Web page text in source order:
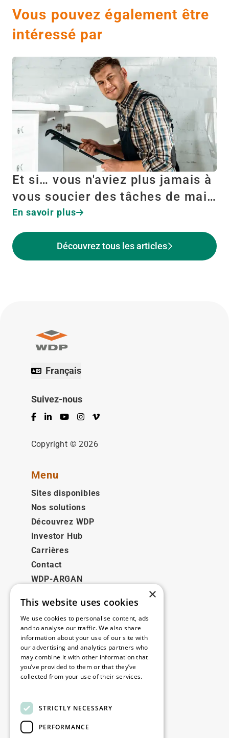
Vous pouvez également être
intéressé par
Et si… vous n'aviez plus jamais à
vous soucier des tâches de mai…
En savoir plus
Découvrez tous les articles
Français
Suivez-nous
Facebook
LinkedInYouTubeInstagram
Vimeo
Copyright © 2026
Menu
Sites disponibles
Nos solutions
Découvrez WDP
Investor Hub
Carrières
Contact
WDP-ARGAN
Juridique
Disclaimer
Politique de confidentialité
Cookie Policy
Contact
×
This website uses cookies
We use cookies to personalise content, ads
and to analyse our traffic. We also share
information about your use of our site with
our advertising and analytics partners who
may combine it with other information that
you’ve provided to them or that they’ve
collected from your use of their services.
STRICTLY NECESSARY
PERFORMANCE